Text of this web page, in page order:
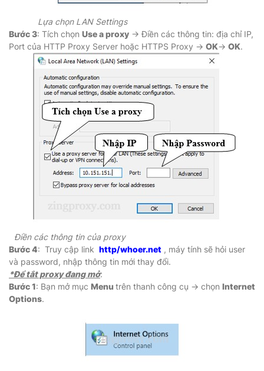
Lựa chọn LAN Settings
Bước 3: Tích chọn Use a proxy → Điền các thông tin: địa chỉ IP,
Port của HTTP Proxy Server hoặc HTTPS Proxy → OK→ OK.
Điền các thông tin của proxy
Bước 4: Truy cập link http/whoer.net , máy tính sẽ hỏi user
và password, nhập thông tin mới thay đổi.
*Để tắt proxy đang mở:
Bước 1: Bạn mở mục Menu trên thanh công cụ → chọn Internet
Options.